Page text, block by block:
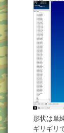
形状は単
ギリギリ